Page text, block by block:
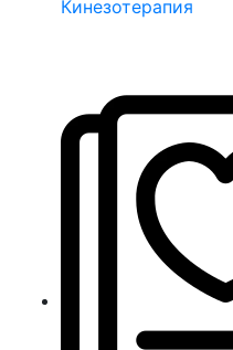
Кинезотерапия